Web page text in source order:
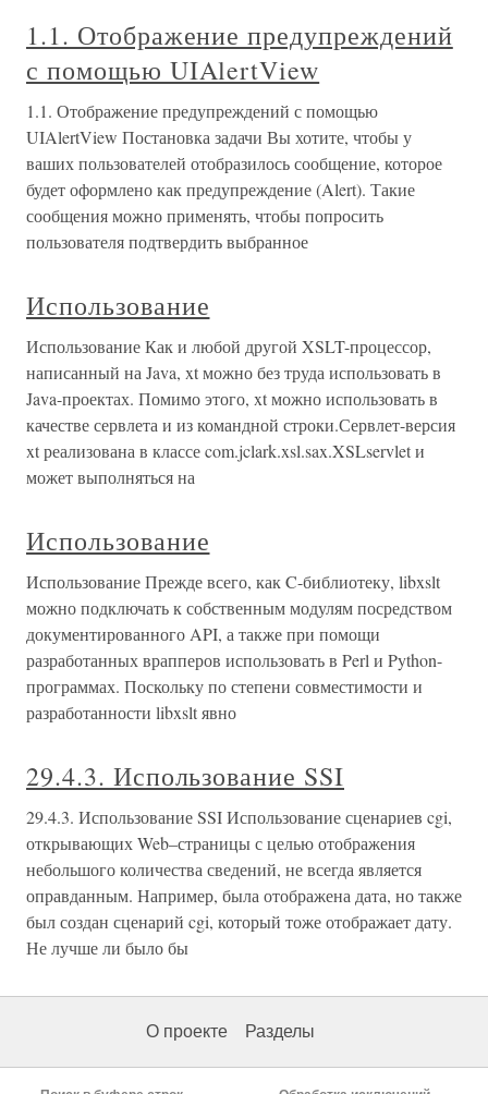
1.1. Отображение предупреждений
с помощью UIAlertView
1.1. Отображение предупреждений с помощью
UIAlertView Постановка задачи Вы хотите, чтобы у
ваших пользователей отобразилось сообщение, которое
будет оформлено как предупреждение (Alert). Такие
сообщения можно применять, чтобы попросить
пользователя подтвердить выбранное
Использование
Использование Как и любой другой XSLT-процессор,
написанный на Java, xt можно без труда использовать в
Java-проектах. Помимо этого, xt можно использовать в
качестве сервлета и из командной строки.Сервлет-версия
xt реализована в классе com.jclark.xsl.sax.XSLservlet и
может выполняться на
Использование
Использование Прежде всего, как C-библиотеку, libxslt
можно подключать к собственным модулям посредством
документированного API, а также при помощи
разработанных врапперов использовать в Perl и Python-
программах. Поскольку по степени совместимости и
разработанности libxslt явно
29.4.3. Использование SSI
29.4.3. Использование SSI Использование сценариев cgi,
открывающих Web–страницы с целью отображения
небольшого количества сведений, не всегда является
оправданным. Например, была отображена дата, но также
был создан сценарий cgi, который тоже отображает дату.
Не лучше ли было бы
О проекте Разделы